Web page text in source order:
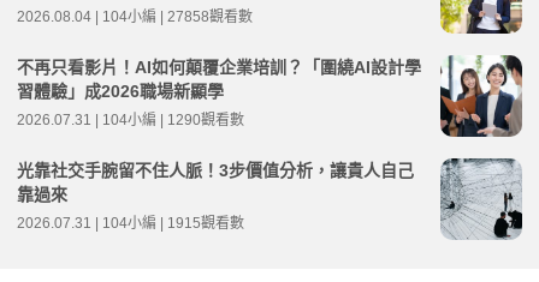
2026.08.04 | 104小編 | 27858觀看數
不再只看影片！AI如何顛覆企業培訓？「圍繞AI設計學
習體驗」成2026職場新顯學
2026.07.31 | 104小編 | 1290觀看數
光靠社交手腕留不住人脈！3步價值分析，讓貴人自己
靠過來
2026.07.31 | 104小編 | 1915觀看數